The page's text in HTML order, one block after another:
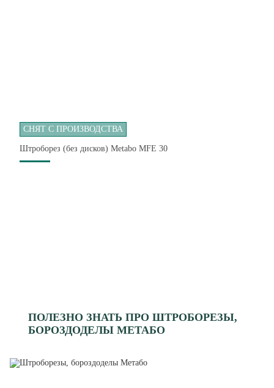
СНЯТ С ПРОИЗВОДСТВА
Штроборез (без дисков) Metabo MFE 30
ПОЛЕЗНО ЗНАТЬ ПРО ШТРОБОРЕЗЫ,
БОРОЗДОДЕЛЫ МЕТАБО